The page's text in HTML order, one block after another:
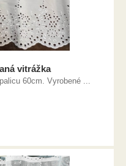
vitrážka
60cm. Vyrobené ...